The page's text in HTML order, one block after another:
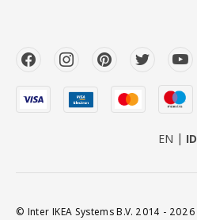
EN ID
© Inter IKEA Systems B.V. 2014 - 2026